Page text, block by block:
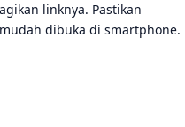
linknya. Pastikan
dibuka di smartphone.